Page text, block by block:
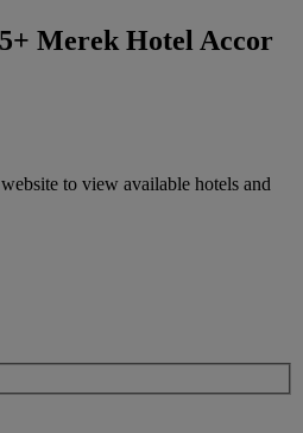
Merek Hotel Accor
to view available hotels and